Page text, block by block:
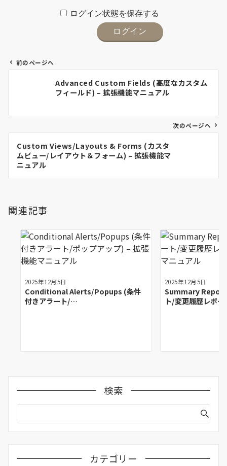
ログイン状態を保存する
ー
前のページへ
Advanced Custom Fields (高度なカスタム
フィールド) – 拡張機能マニュアル
次のページへ
Custom Views/Layouts & Forms (カスタ
ムビュー/レイアウト＆フォーム) – 拡張機能マ
ニュアル
関連記事
2025年12月5日
Conditional Alerts/Popups (条件
付きアラート/…
2025年12月5日
Summary
ト/変更履歴レポ
検索
カテゴリー